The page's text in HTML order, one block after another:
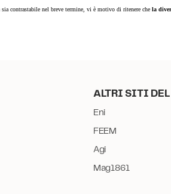
contrastabile nel breve termine, vi è motivo di ritenere che la
ALTRI SITI DEL
Eni
FEEM
Agi
Mag1861